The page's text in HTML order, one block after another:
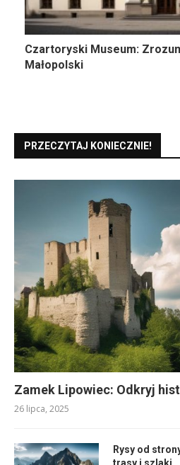
Czartoryski Museum:
Małopolski
PRZECZYTAJ KONIECZNIE!
Zamek Lipowiec: Odkryj
26 lipca, 2025
Rysy od